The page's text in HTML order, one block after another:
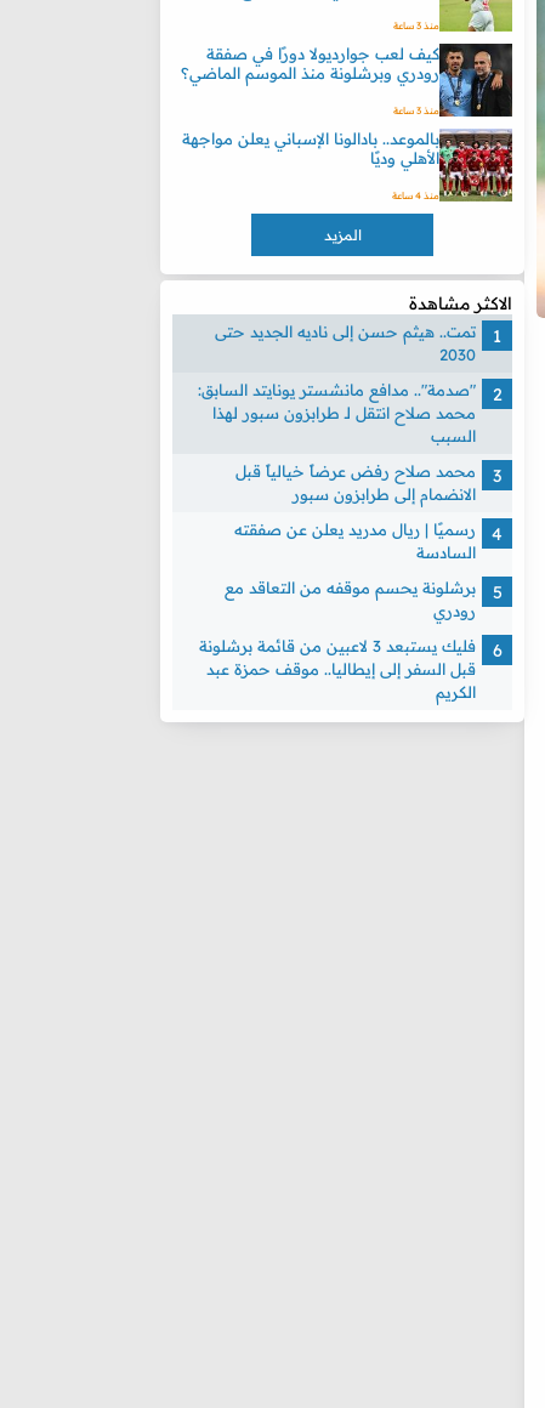
منذ 3 ساعة
كيف لعب جوارديولا دورًا في صفقة
رودري وبرشلونة منذ الموسم الماضي؟
منذ 3 ساعة
بالموعد.. بادالونا الإسباني يعلن مواجهة
الأهلي وديًا
منذ 4 ساعة
المزيد
الاكثر مشاهدة
تمت.. هيثم حسن إلى ناديه الجديد حتى
2030
"صدمة".. مدافع مانشستر يونايتد السابق:
محمد صلاح انتقل لـ طرابزون سبور لهذا
السبب
محمد صلاح رفض عرضاً خيالياً قبل
الانضمام إلى طرابزون سبور
رسميًا | ريال مدريد يعلن عن صفقته
السادسة
برشلونة يحسم موقفه من التعاقد مع
رودري
فليك يستبعد 3 لاعبين من قائمة برشلونة
قبل السفر إلى إيطاليا.. موقف حمزة عبد
الكريم